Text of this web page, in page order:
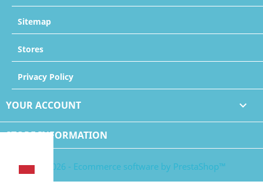
Privacy Policy
Sitemap
Stores
YOUR ACCOUNT 
STORE INFORMATION
© 2026 - Ecommerce software by PrestaShop™